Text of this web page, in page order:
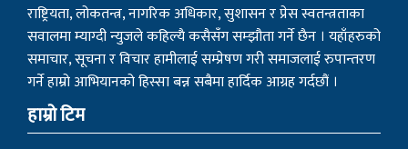
राष्ट्रियता, लोकतन्त्र, नागरिक अधिकार, सुशासन र प्रेस स्वतन्त्रताका
सवालमा म्याग्दी न्युजले कहिल्यै कसैसँग सम्झौता गर्ने छैन । यहाँहरुको
समाचार, सूचना र विचार हामीलाई सम्प्रेषण गरी समाजलाई रुपान्तरण
गर्ने हाम्रो आभियानको हिस्सा बन्न सबैमा हार्दिक आग्रह गर्दछौं ।
हाम्रो टिम